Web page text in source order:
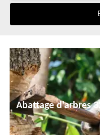
Abattage d'arbres 32